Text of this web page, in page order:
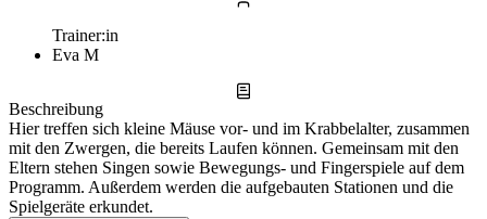
Trainer:in
Eva M
Beschreibung
Hier treffen sich kleine Mäuse vor- und im Krabbelalter, zusammen
mit den Zwergen, die bereits Laufen können. Gemeinsam mit den
Eltern stehen Singen sowie Bewegungs- und Fingerspiele auf dem
Programm. Außerdem werden die aufgebauten Stationen und die
Spielgeräte erkundet.